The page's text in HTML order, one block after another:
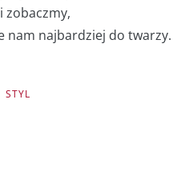
zobaczmy,
nam najbardziej do twarzy.
STYL